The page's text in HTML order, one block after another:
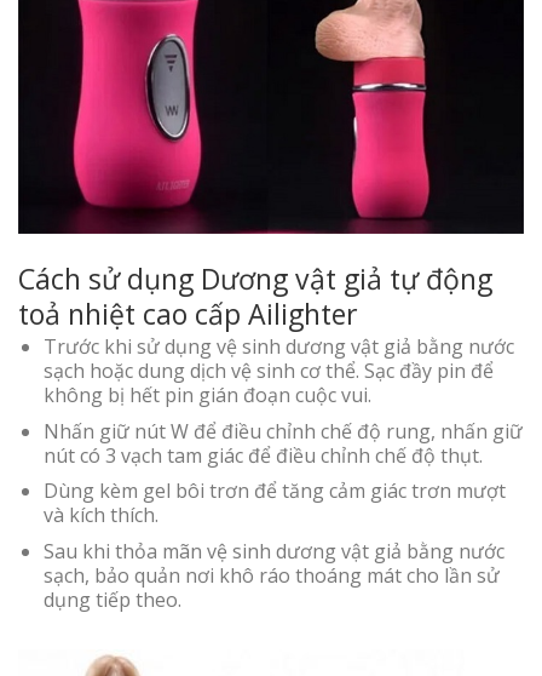
Cách sử dụng Dương vật giả tự động
toả nhiệt cao cấp Ailighter
Trước khi sử dụng vệ sinh dương vật giả bằng nước
sạch hoặc dung dịch vệ sinh cơ thể. Sạc đầy pin để
không bị hết pin gián đoạn cuộc vui.
Nhấn giữ nút W để điều chỉnh chế độ rung, nhấn giữ
nút có 3 vạch tam giác để điều chỉnh chế độ thụt.
Dùng kèm gel bôi trơn để tăng cảm giác trơn mượt
và kích thích.
Sau khi thỏa mãn vệ sinh dương vật giả bằng nước
sạch, bảo quản nơi khô ráo thoáng mát cho lần sử
dụng tiếp theo.